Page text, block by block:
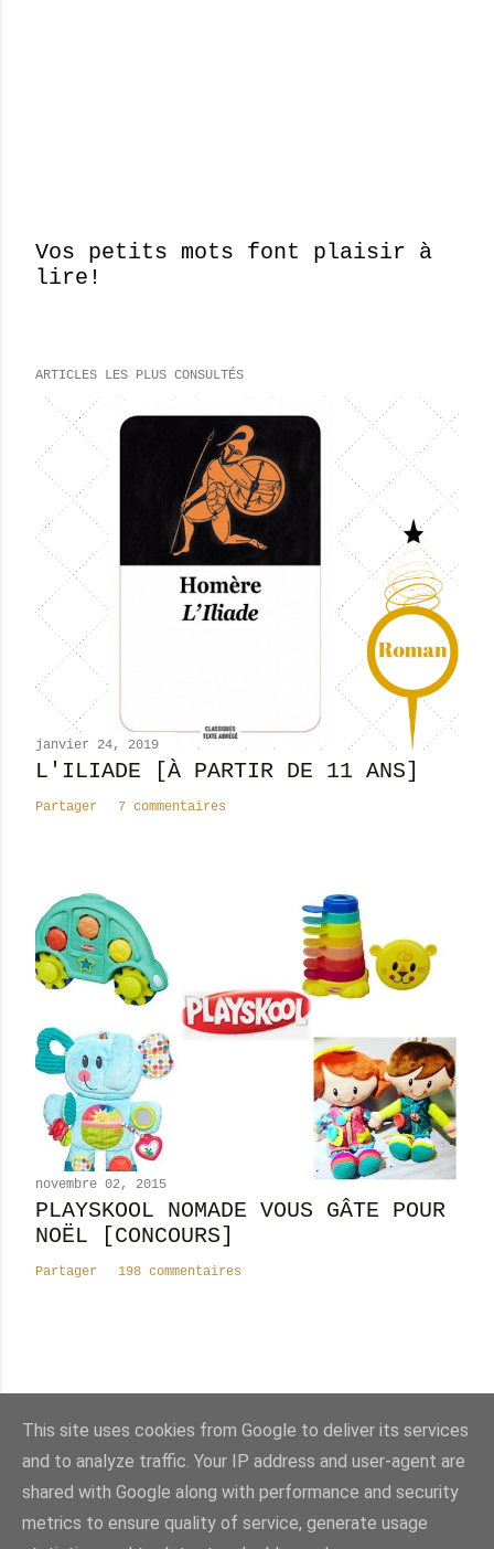
E
g
t
r
c
m
n
t
i
Vos petits mots font plaisir à
lire!
ARTICLES LES PLUS CONSULTÉS
janvier 24, 2019
L'ILIADE [À PARTIR DE 11 ANS]
Partager 7 commentaires
novembre 02, 2015
PLAYSKOOL NOMADE VOUS GÂTE POUR
NOËL [CONCOURS]
Partager 198 commentaires
43182
Fourni par Blogger
This site uses cookies from Google to deliver its services
and to analyze traffic. Your IP address and user-agent are
shared with Google along with performance and security
metrics to ensure quality of service, generate usage